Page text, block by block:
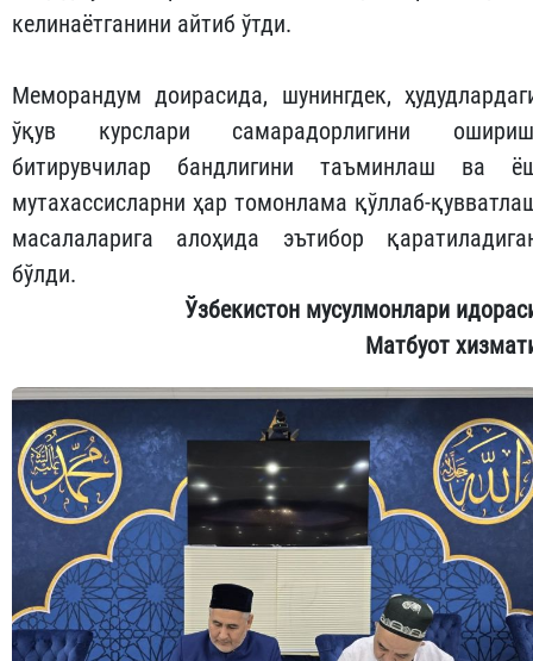
келинаётганини айтиб ўтди.
Меморандум доирасида, шунингдек,
ўқув курслари самарадорлигини
битирувчилар бандлигини таъминлаш ва
мутахассисларни ҳар томонлама қўллаб-
масалаларига алоҳида эътибор
бўлди.
Ўзбекистон мусулмонлари
Матбуот